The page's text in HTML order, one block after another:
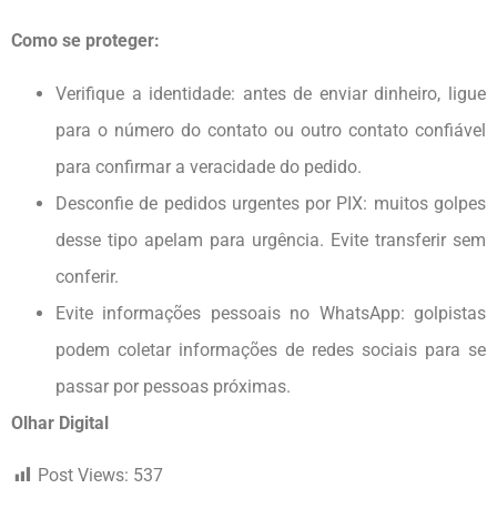
Como se proteger:
Verifique a identidade: antes de enviar dinheiro, ligue
para o número do contato ou outro contato confiável
para confirmar a veracidade do pedido.
Desconfie de pedidos urgentes por PIX: muitos golpes
desse tipo apelam para urgência. Evite transferir sem
conferir.
Evite informações pessoais no WhatsApp: golpistas
podem coletar informações de redes sociais para se
passar por pessoas próximas.
Olhar Digital
Post Views: 537